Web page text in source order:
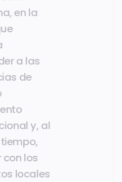
en la
a las
de
y, al
los
locales